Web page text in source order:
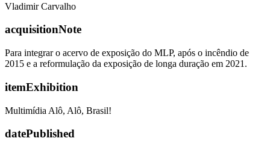
Vladimir Carvalho
acquisitionNote
Para integrar o acervo de exposição do MLP, após o incêndio de
2015 e a reformulação da exposição de longa duração em 2021.
itemExhibition
Multimídia Alô, Alô, Brasil!
datePublished